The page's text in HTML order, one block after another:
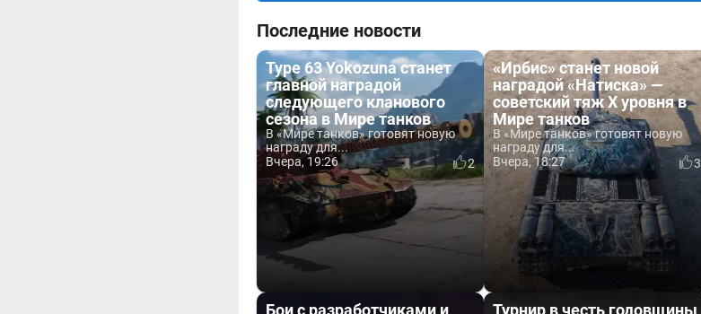
Последние новости
Type 63 Yokozuna станет
главной наградой
следующего кланового
сезона в Мире танков
В «Мире танков» готовят новую
награду для...
Вчера, 19:26
2
«Ирбис» станет новой
наградой «Натиска» —
советский тяж X уровня в
Мире танков
В «Мире танков» готовят новую
награду для...
Вчера, 18:27
3